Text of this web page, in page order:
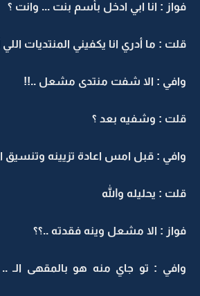
فواز : انا ابي ادخل بأسم بنت ... وانت ؟
قلت : ما أدري انا يكفيني المنتديات اللي
وافي : الا شفت منتدى مشعل ..!!
قلت : وشفيه بعد ؟
وافي : قبل امس اعادة تزيينه وتنسيق
قلت : يحليله والله
فواز : الا مشعل وينه فقدته ..؟؟
وافي : تو جاي منه هو بالمقهى